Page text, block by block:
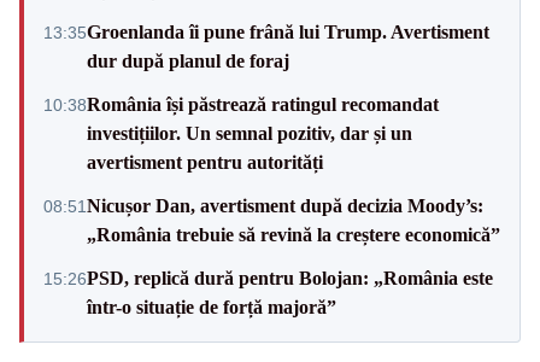
13:35Groenlanda îi pune frână lui Trump. Avertisment
dur după planul de foraj
10:38România își păstrează ratingul recomandat
investițiilor. Un semnal pozitiv, dar și un
avertisment pentru autorități
08:51Nicușor Dan, avertisment după decizia Moody’s:
„România trebuie să revină la creștere economică”
15:26PSD, replică dură pentru Bolojan: „România este
într-o situație de forță majoră”